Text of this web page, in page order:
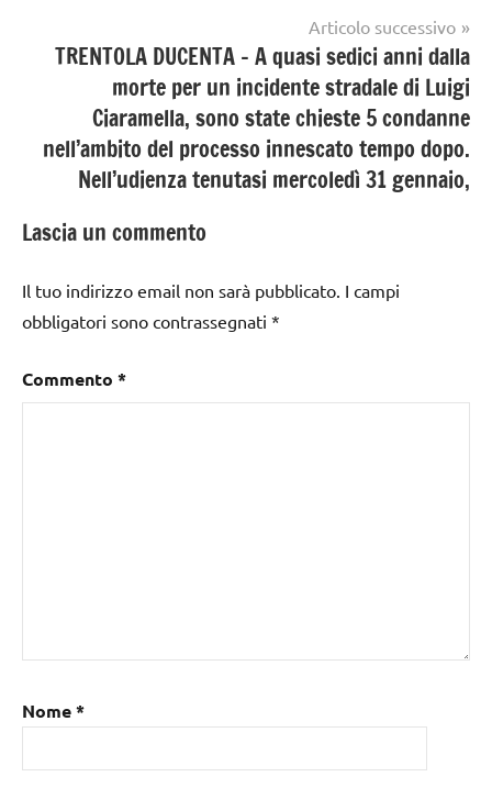
Articolo successivo
TRENTOLA DUCENTA – A quasi sedici anni dalla
morte per un incidente stradale di Luigi
Ciaramella, sono state chieste 5 condanne
nell’ambito del processo innescato tempo dopo.
Nell’udienza tenutasi mercoledì 31 gennaio,
Lascia un commento
Il tuo indirizzo email non sarà pubblicato. I campi
obbligatori sono contrassegnati *
Commento *
Nome*